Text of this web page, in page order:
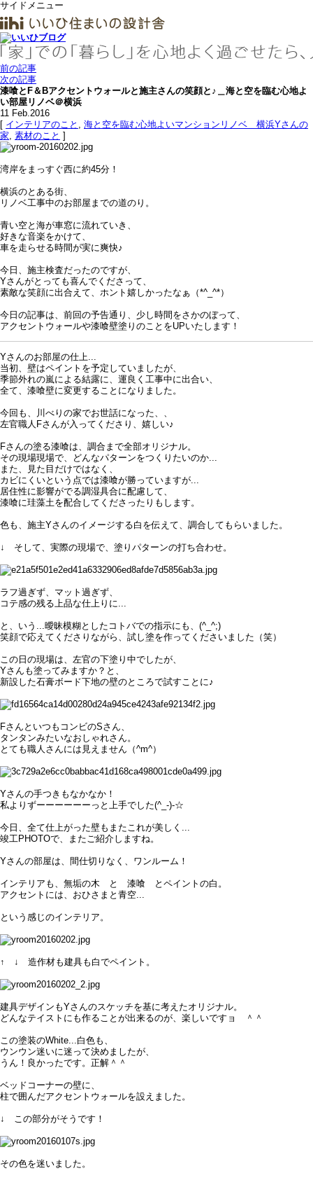
サイドメニュー
前の記事
次の記事
漆喰とF＆Bアクセントウォールと施主さんの笑顔と♪＿海と空を臨む心地よ
い部屋リノベ＠横浜
11 Feb.2016
[ インテリアのこと , 海と空を臨む心地よいマンションリノベ＿横浜Yさんの
家, 素材のこと ]
湾岸をまっすぐ西に約45分！
横浜のとある街、
リノベ工事中のお部屋までの道のり。
青い空と海が車窓に流れていき、
好きな音楽をかけて、
車を走らせる時間が実に爽快♪
今日、施主検査だったのですが、
Yさんがとっても喜んでくださって、
素敵な笑顔に出合えて、ホント嬉しかったなぁ（*^_^*）
今日の記事は、前回の予告通り、少し時間をさかのぼって、
アクセントウォールや漆喰壁塗りのことをUPいたします！
Yさんのお部屋の仕上...
当初、壁はペイントを予定していましたが、
季節外れの嵐による結露に、運良く工事中に出合い、
全て、漆喰壁に変更することになりました。
今回も、川べりの家でお世話になった、、
左官職人Fさんが入ってくださり、嬉しい♪
Fさんの塗る漆喰は、調合まで全部オリジナル。
その現場現場で、どんなパターンをつくりたいのか...
また、見た目だけではなく、
カビにくいという点では漆喰が勝っていますが...
居住性に影響がでる調湿具合に配慮して、
漆喰に珪藻土を配合してくださったりもします。
色も、施主Yさんのイメージする白を伝えて、調合してもらいました。
↓ そして、実際の現場で、塗りパターンの打ち合わせ。
ラフ過ぎず、マット過ぎず、
コテ感の残る上品な仕上りに...
と、いう...曖昧模糊としたコトバでの指示にも、(^_^;)
笑顔で応えてくださりながら、試し塗を作ってくださいました（笑）
この日の現場は、左官の下塗り中でしたが、
Yさんも塗ってみますか？と、
新設した石膏ボード下地の壁のところで試すことに♪
FさんといつもコンビのSさん、
タンタンみたいなおしゃれさん。
とても職人さんには見えません（^m^）
Yさんの手つきもなかなか！
私よりずーーーーーーっと上手でした(^_-)-☆
今日、全て仕上がった壁もまたこれが美しく...
竣工PHOTOで、またご紹介しますね。
Yさんの部屋は、間仕切りなく、ワンルーム！
インテリアも、無垢の木 と 漆喰 とペイントの白。
アクセントには、おひさまと青空...
という感じのインテリア。
↑ ↓ 造作材も建具も白でペイント。
建具デザインもYさんのスケッチを基に考えたオリジナル。
どんなテイストにも作ることが出来るのが、楽しいですョ ＾＾
この塗装のWhite...白色も、
ウンウン迷いに迷って決めましたが、
うん！良かったです。正解＾＾
ベッドコーナーの壁に、
柱で囲んだアクセントウォールを設えました。
↓ この部分がそうです！
その色を迷いました。